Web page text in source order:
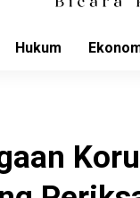
Hukum